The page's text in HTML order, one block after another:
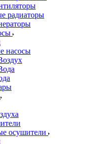
радиаторы
насосы
осушители